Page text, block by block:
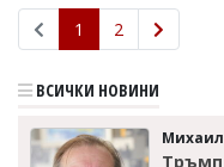
1
2
ВСИЧКИ НОВИНИ
Тръмп